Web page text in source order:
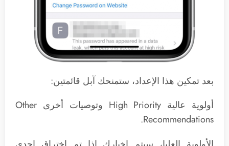
بعد تمكين هذا الإعداد، ستمنحك آبل قائمتين:
أولوية عالية High Priority وتوصيات أخرى Other
Recommendations.